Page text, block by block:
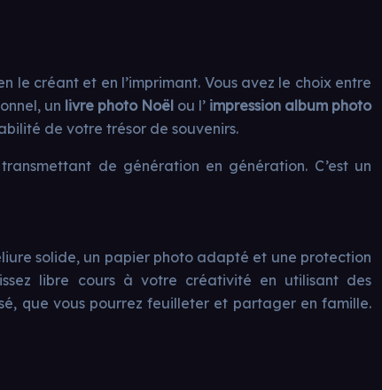
le créant et en l’imprimant. Vous avez le choix entre
un livre photo Noël ou l’ impression album photo
de votre trésor de souvenirs.
de génération en génération. C’est un
solide, un papier photo adapté et une protection
libre cours à votre créativité en utilisant des
que vous pourrez feuilleter et partager en famille.